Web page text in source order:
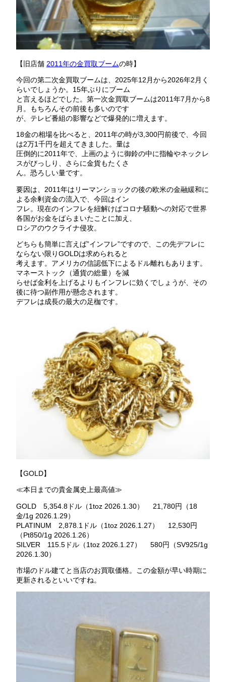
【旧店舗 2011年の金買取ブームの時】
今回の第二次金買取ブームは、2025年12月から2026年2月く
らいでしょうか。15年ぶりにブーム
と言えるほどでした。第一次金買取ブームは2011年7月から8
月。もちろんその前後も多いのです
が、テレビ番組の影響などで爆発的に増えます。
18金の相場を比べると、2011年の時が3,300円前後で、今回
は2万1千円を超えてきました。量は
圧倒的に2011年で、上画のように御鈴の中に指輪やネックレ
スがびっしり、さらに金貨もたくさ
ん。恐ろしい量です。
要因は、2011年はリーマンショックの後の欧米の金融緩和に
よる余剰資金の流入で、今回はイン
フレ。現在のインフレを紐解けばコロナ騒動への対応で世界
各国がお金をばらまいたことに加え、
ロシアのウクライナ侵攻。
どちらも簡単に言えば”インフレ”ですので、この先デフレに
ならない限りGOLDは求められると
考えます。アメリカの信認低下によるドル離れもあります。
マネーストック（通貨の総量）を減
らせば金利を上げるよりもインフレに効くでしょうが、その
後に待つ副作用が懸念されます。
デフレは成長の最大の足枷です。
【GOLD】
≪本日までの貴金属史上最高値≫
GOLD 5,354.8ドル（1toz 2026.1.30） 21,780円（18
金/1g 2026.1.29）
PLATINUM 2,878.1ドル（1toz 2026.1.27） 12,530円
（Pt850/1g 2026.1.26）
SILVER 115.5ドル（1toz 2026.1.27） 580円（SV925/1g
2026.1.30）
市場のドル建てと当店のお買取価格。この金額が早い時期に
更新されるといいですね。